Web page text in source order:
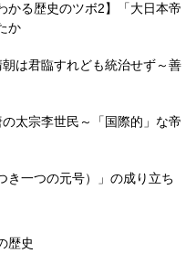
かる歴史のツボ2】「大日本帝
か
朝は君臨すれども統治せず～善
の太宗李世民～「国際的」な帝
き一つの元号）」の成り立ち
歴史